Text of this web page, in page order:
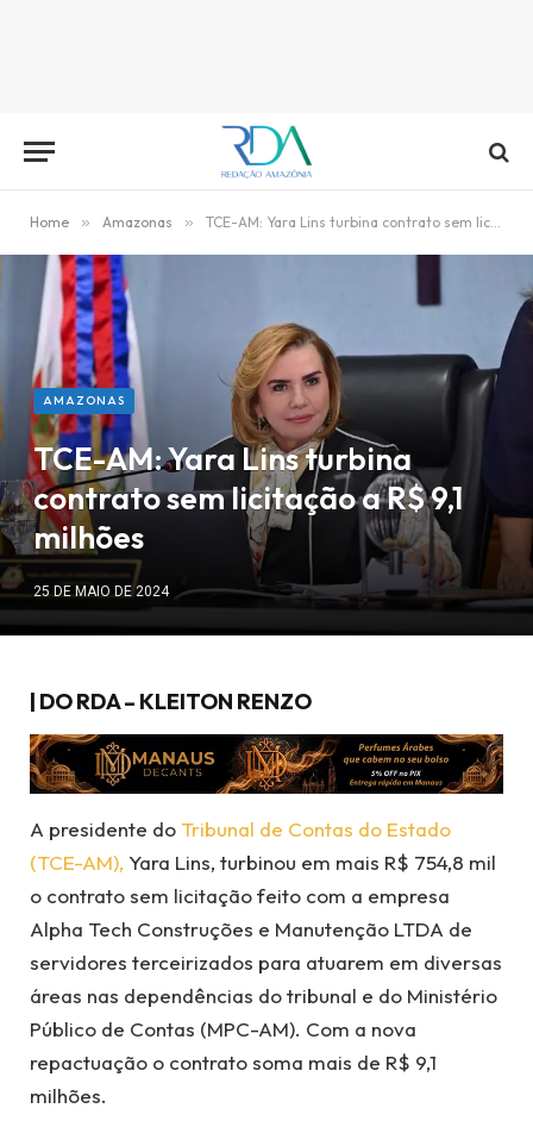
Home » Amazonas » TCE-AM: Yara Lins turbina contrato sem licitação a R$ 9,1 milhões
AMAZONAS
TCE-AM: Yara Lins turbina
contrato sem licitação a R$ 9,1
milhões
25 DE MAIO DE 2024
| DO RDA – KLEITON RENZO
A presidente do Tribunal de Contas do Estado
(TCE-AM), Yara Lins, turbinou em mais R$ 754,8 mil
o contrato sem licitação feito com a empresa
Alpha Tech Construções e Manutenção LTDA de
servidores terceirizados para atuarem em diversas
áreas nas dependências do tribunal e do Ministério
Público de Contas (MPC-AM). Com a nova
repactuação o contrato soma mais de R$ 9,1
milhões.